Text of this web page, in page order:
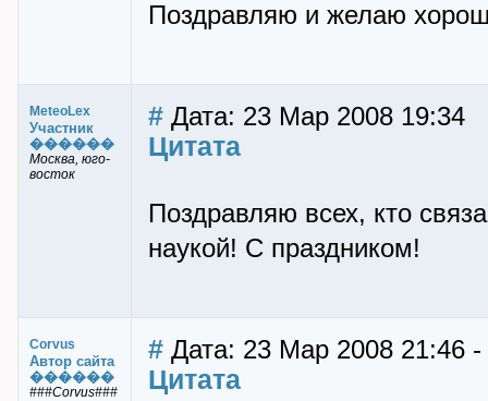
Поздравляю и желаю
MeteoLex
Участник
������
Москва, юго-
восток
# Дата: 23 Мар 2008 19:34
Цитата
Поздравляю всех, кто
наукой! С праздником!
Corvus
Автор сайта
������
###Corvus###
# Дата: 23 Мар 2008 21:46
Цитата